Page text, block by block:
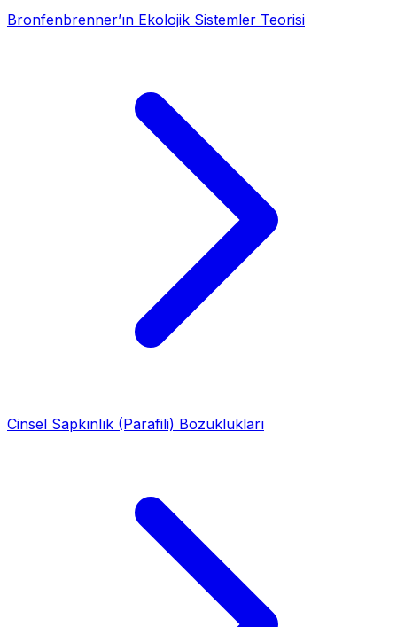
Bronfenbrenner’ın Ekolojik Sistemler Teorisi
Cinsel Sapkınlık (Parafili) Bozuklukları